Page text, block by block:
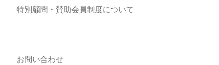
特別顧問・賛助会員制度について
お問い合わせ